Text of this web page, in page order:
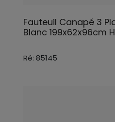
Fauteuil Canapé 3
Blanc 199x62x96cm
Ré: 85145